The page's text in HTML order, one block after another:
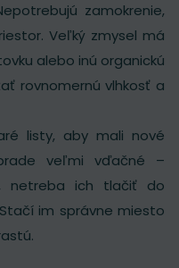
zamokrenie,
Veľký zmysel má
alebo inú organickú
rovnomernú vlhkosť a
listy, aby mali nové
veľmi vďačné –
netreba ich tlačiť do
im správne miesto